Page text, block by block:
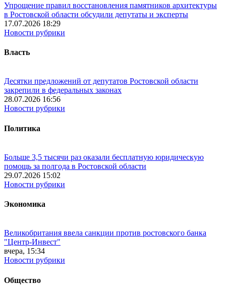
Упрощение правил восстановления памятников архитектуры
в Ростовской области обсудили депутаты и эксперты
17.07.2026 18:29
Новости рубрики
Власть
Десятки предложений от депутатов Ростовской области
закрепили в федеральных законах
28.07.2026 16:56
Новости рубрики
Политика
Больше 3,5 тысячи раз оказали бесплатную юридическую
помощь за полгода в Ростовской области
29.07.2026 15:02
Новости рубрики
Экономика
Великобритания ввела санкции против ростовского банка
"Центр-Инвест"
вчера, 15:34
Новости рубрики
Общество